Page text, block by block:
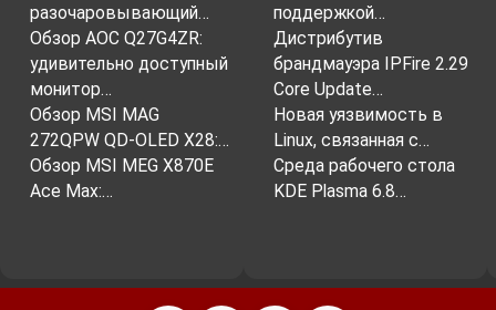
разочаровывающий…
Обзор AOC Q27G4ZR:
удивительно доступный
монитор…
Обзор MSI MAG
272QPW QD-OLED X28:…
Обзор MSI MEG X870E
Ace Max:…
поддержкой…
Дистрибутив
брандмауэра IPFire 2.29
Core Update…
Новая уязвимость в
Linux, связанная с…
Среда рабочего стола
KDE Plasma 6.8…